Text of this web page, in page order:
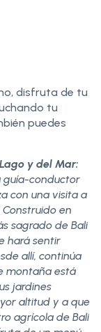
disfruta de tu
tu
puedes
y del Mar:
guía-conductor
con una visita a
en
sagrado de Bali
hará sentir
allí, continúa
montaña está
jardines
altitud y a que
agrícola de Bali